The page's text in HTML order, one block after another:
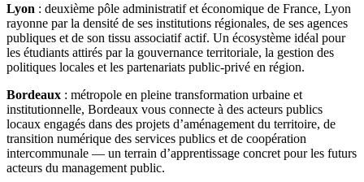
Lyon : deuxième pôle administratif et économique de France, Lyon
rayonne par la densité de ses institutions régionales, de ses agences
publiques et de son tissu associatif actif. Un écosystème idéal pour
les étudiants attirés par la gouvernance territoriale, la gestion des
politiques locales et les partenariats public-privé en région.
Bordeaux : métropole en pleine transformation urbaine et
institutionnelle, Bordeaux vous connecte à des acteurs publics
locaux engagés dans des projets d’aménagement du territoire, de
transition numérique des services publics et de coopération
intercommunale — un terrain d’apprentissage concret pour les futurs
acteurs du management public.